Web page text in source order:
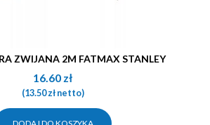
ZWIJANA 2M FATMAX STANLEY
16.60 zł
(13.50złnetto)